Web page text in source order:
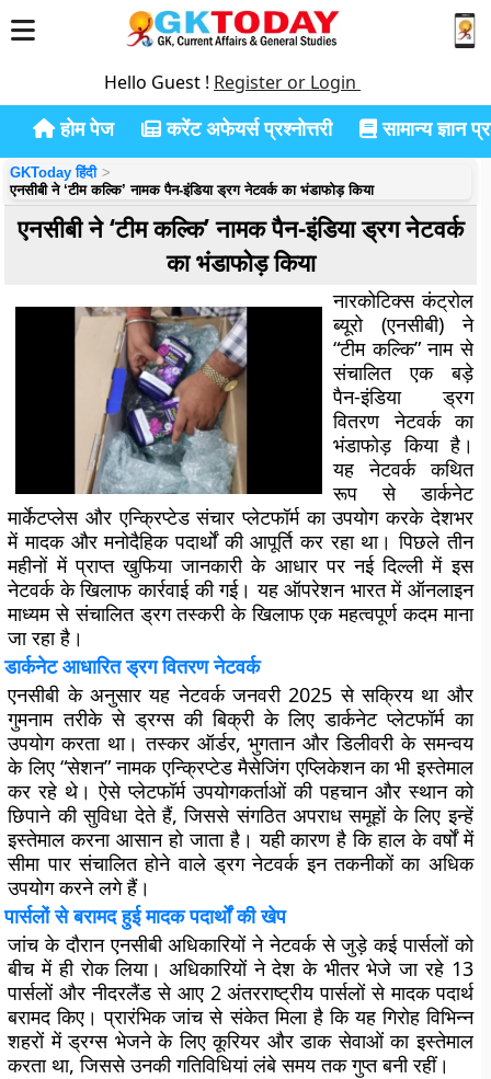
Hello Guest ! Register or Login
होम पेज करेंट अफेयर्स प्रश्नोत्तरी सामान्य ज्ञान
GKToday हिंदी
एनसीबी ने ‘टीम कल्कि’ नामक पैन-इंडिया ड्रग नेटवर्क का भंडाफोड़ किया
एनसीबी ने ‘टीम कल्कि’ नामक पैन-इंडिया ड्रग नेटवर्क
का भंडाफोड़ किया
नारकोटिक्स कंट्रोल
ब्यूरो (एनसीबी) ने
“टीम कल्कि” नाम से
संचालित एक बड़े
पैन-इंडिया ड्रग
वितरण नेटवर्क का
भंडाफोड़ किया है।
यह नेटवर्क कथित
रूप से डार्कनेट
मार्केटप्लेस और एन्क्रिप्टेड संचार प्लेटफॉर्म का उपयोग करके देशभर
में मादक और मनोदैहिक पदार्थों की आपूर्ति कर रहा था। पिछले तीन
महीनों में प्राप्त खुफिया जानकारी के आधार पर नई दिल्ली में इस
नेटवर्क के खिलाफ कार्रवाई की गई। यह ऑपरेशन भारत में ऑनलाइन
माध्यम से संचालित ड्रग तस्करी के खिलाफ एक महत्वपूर्ण कदम माना
जा रहा है।
डार्कनेट आधारित ड्रग वितरण नेटवर्क
एनसीबी के अनुसार यह नेटवर्क जनवरी 2025 से सक्रिय था और
गुमनाम तरीके से ड्रग्स की बिक्री के लिए डार्कनेट प्लेटफॉर्म का
उपयोग करता था। तस्कर ऑर्डर, भुगतान और डिलीवरी के समन्वय
के लिए“सेशन”नामक एन्क्रिप्टेड मैसेजिंग एप्लिकेशन का भी इस्तेमाल
कर रहे थे। ऐसे प्लेटफॉर्म उपयोगकर्ताओं की पहचान और स्थान को
छिपाने की सुविधा देते हैं, जिससे संगठित अपराध समूहों के लिए इन्हें
इस्तेमाल करना आसान हो जाता है। यही कारण है कि हाल के वर्षों में
सीमा पार संचालित होने वाले ड्रग नेटवर्क इन तकनीकों का अधिक
उपयोग करने लगे हैं।
पार्सलों से बरामद हुई मादक पदार्थों की खेप
जांच के दौरान एनसीबी अधिकारियों ने नेटवर्क से जुड़े कई पार्सलों को
बीच में ही रोक लिया। अधिकारियों ने देश के भीतर भेजे जा रहे 13
पार्सलोंऔर नीदरलैंड से आए 2 अंतरराष्ट्रीय पार्सलोंसे मादक पदार्थ
बरामद किए। प्रारंभिक जांच से संकेत मिला है कि यह गिरोह विभिन्न
शहरों में ड्रग्स भेजने के लिए कूरियर और डाक सेवाओं का इस्तेमाल
करता था, जिससे उनकी गतिविधियां लंबे समय तक गुप्त बनी रहीं।